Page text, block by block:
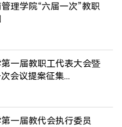
理学院“六届一次”教职
一届教职工代表大会暨
会议提案征集...
一届教代会执行委员